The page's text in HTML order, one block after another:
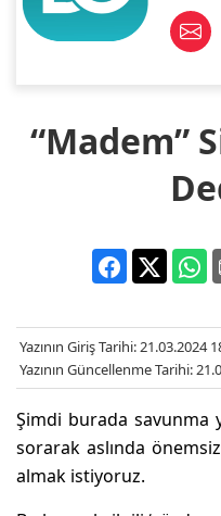
“Madem”
Yazının Giriş Tarihi: 21.03.2024
Yazının Güncellenme Tarihi:
Şimdi burada savunma
sorarak aslında
almak istiyoruz.